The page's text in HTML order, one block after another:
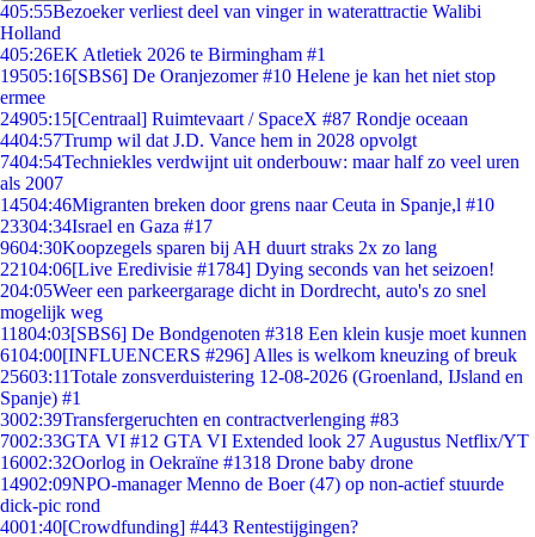
405:55Bezoeker verliest deel van vinger in waterattractie Walibi
Holland
405:26EK Atletiek 2026 te Birmingham #1
19505:16[SBS6] De Oranjezomer #10 Helene je kan het niet stop
ermee
24905:15[Centraal] Ruimtevaart / SpaceX #87 Rondje oceaan
4404:57Trump wil dat J.D. Vance hem in 2028 opvolgt
7404:54Techniekles verdwijnt uit onderbouw: maar half zo veel uren
als 2007
14504:46Migranten breken door grens naar Ceuta in Spanje,l #10
23304:34Israel en Gaza #17
9604:30Koopzegels sparen bij AH duurt straks 2x zo lang
22104:06[Live Eredivisie #1784] Dying seconds van het seizoen!
204:05Weer een parkeergarage dicht in Dordrecht, auto's zo snel
mogelijk weg
11804:03[SBS6] De Bondgenoten #318 Een klein kusje moet kunnen
6104:00[INFLUENCERS #296] Alles is welkom kneuzing of breuk
25603:11Totale zonsverduistering 12-08-2026 (Groenland, IJsland en
Spanje) #1
3002:39Transfergeruchten en contractverlenging #83
7002:33GTA VI #12 GTA VI Extended look 27 Augustus Netflix/YT
16002:32Oorlog in Oekraïne #1318 Drone baby drone
14902:09NPO-manager Menno de Boer (47) op non-actief stuurde
dick-pic rond
4001:40[Crowdfunding] #443 Rentestijgingen?